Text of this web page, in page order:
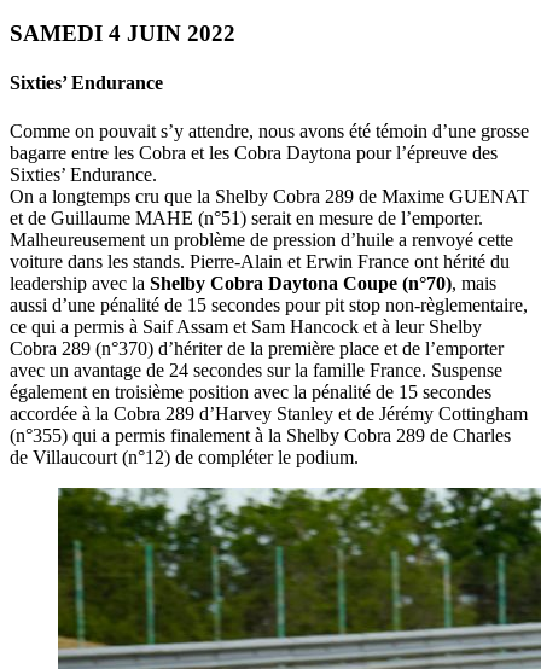
SAMEDI 4 JUIN 2022
Sixties’ Endurance
Comme on pouvait s’y attendre, nous avons été témoin d’une grosse
bagarre entre les Cobra et les Cobra Daytona pour l’épreuve des
Sixties’ Endurance.
On a longtemps cru que la Shelby Cobra 289 de Maxime GUENAT
et de Guillaume MAHE (n°51) serait en mesure de l’emporter.
Malheureusement un problème de pression d’huile a renvoyé cette
voiture dans les stands. Pierre-Alain et Erwin France ont hérité du
leadership avec la Shelby Cobra Daytona Coupe (n°70), mais
aussi d’une pénalité de 15 secondes pour pit stop non-règlementaire,
ce qui a permis à Saif Assam et Sam Hancock et à leur Shelby
Cobra 289 (n°370) d’hériter de la première place et de l’emporter
avec un avantage de 24 secondes sur la famille France. Suspense
également en troisième position avec la pénalité de 15 secondes
accordée à la Cobra 289 d’Harvey Stanley et de Jérémy Cottingham
(n°355) qui a permis finalement à la Shelby Cobra 289 de Charles
de Villaucourt (n°12) de compléter le podium.